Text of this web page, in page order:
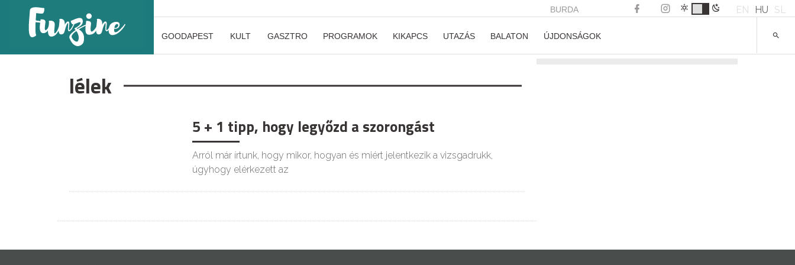
BURDA EN HU SL
GOODAPEST KULT GASZTRO PROGRAMOK KIKAPCS UTAZÁS BALATON ÚJDONSÁGOK
lélek
5 + 1 tipp, hogy legyőzd a szorongást
Arról már írtunk, hogy mikor, hogyan és miért jelentkezik a vizsgadrukk,
úgyhogy elérkezett az